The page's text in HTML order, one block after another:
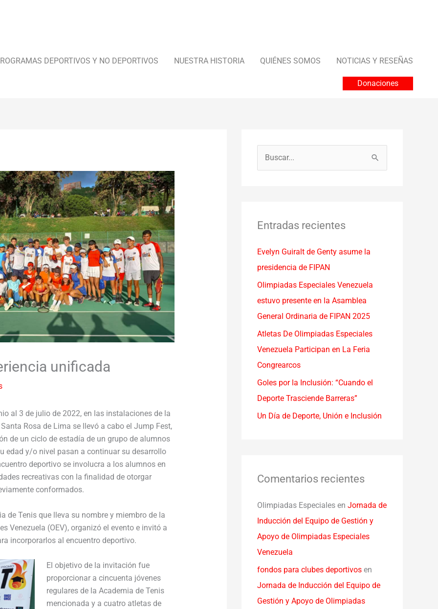
DEPORTIVOS Y NO DEPORTIVOS NUESTRA HISTORIA QUIÉNES SOMOS NOTICIAS Y RESEÑAS
Donaciones
unificada
al 3 de julio de 2022, en las instalaciones de la
Rosa de Lima se llevó a cabo el Jump Fest,
de un ciclo de estadía de un grupo de alumnos
edad y/o nivel pasan a continuar su desarrollo
deportivo se involucra a los alumnos en
recreativas con la finalidad de otorgar
conformados.
de Tenis que lleva su nombre y miembro de la
Venezuela (OEV), organizó el evento e invitó a
incorporarlos al encuentro deportivo.
El objetivo de la invitación fue
proporcionar a cincuenta jóvenes
regulares de la Academia de Tenis
mencionada y a cuatro atletas de
a
p
o
r
:
Entradas recientes
Evelyn Guiralt de Genty asume la
presidencia de FIPAN
Olimpiadas Especiales Venezuela
estuvo presente en la Asamblea
General Ordinaria de FIPAN 2025
Atletas De Olimpiadas Especiales
Venezuela Participan en La Feria
Congrearcos
Goles por la Inclusión: “Cuando el
Deporte Trasciende Barreras”
Un Día de Deporte, Unión e Inclusión
Comentarios recientes
Olimpiadas Especiales en Jornada de
Inducción del Equipo de Gestión y
Apoyo de Olimpiadas Especiales
Venezuela
fondos para clubes deportivos en
Jornada de Inducción del Equipo de
Gestión y Apoyo de Olimpiadas